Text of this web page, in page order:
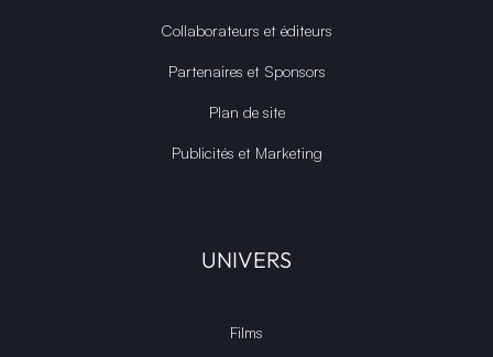
Collaborateurs et éditeurs
Partenaires et Sponsors
Plan de site
Publicités et Marketing
UNIVERS
Films